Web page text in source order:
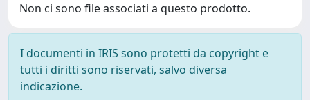
Non ci sono file associati a questo prodotto.
I documenti in IRIS sono protetti da copyright e
tutti i diritti sono riservati, salvo diversa
indicazione.